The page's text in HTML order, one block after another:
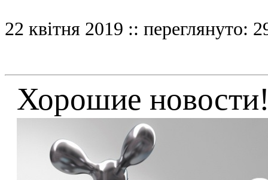
22 квітня 2019 :: переглянуто:
Хорошие